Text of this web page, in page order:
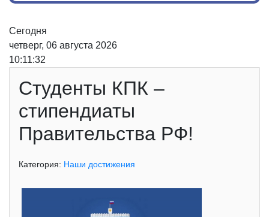
Сегодня
четверг, 06 августа 2026
10:11:33
Студенты КПК –
стипендиаты
Правительства РФ!
Категория: Наши достижения